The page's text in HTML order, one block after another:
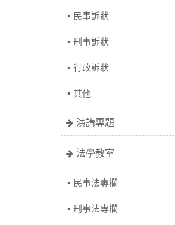
民事訴狀
刑事訴狀
行政訴狀
其他
演講專題
法學教室
民事法專欄
刑事法專欄